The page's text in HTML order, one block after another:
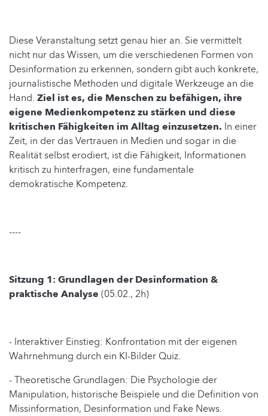
Diese Veranstaltung setzt genau hier an. Sie vermittelt
nicht nur das Wissen, um die verschiedenen Formen von
Desinformation zu erkennen, sondern gibt auch konkrete,
journalistische Methoden und digitale Werkzeuge an die
Hand. Ziel ist es, die Menschen zu befähigen, ihre
eigene Medienkompetenz zu stärken und diese
kritischen Fähigkeiten im Alltag einzusetzen. In einer
Zeit, in der das Vertrauen in Medien und sogar in die
Realität selbst erodiert, ist die Fähigkeit, Informationen
kritisch zu hinterfragen, eine fundamentale
demokratische Kompetenz.
----
Sitzung 1: Grundlagen der Desinformation &
praktische Analyse (05.02., 2h)
- Interaktiver Einstieg: Konfrontation mit der eigenen
Wahrnehmung durch ein KI-Bilder Quiz.
- Theoretische Grundlagen: Die Psychologie der
Manipulation, historische Beispiele und die Definition von
Missinformation, Desinformation und Fake News.